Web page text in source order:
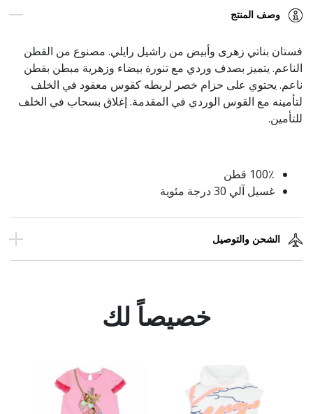
وصف المنتج
فستان بناتي زهرى وأبيض من راشيل رايلي. مصنوع من القطن
الناعم. يتميز بصدف وردي مع تنورة بيضاء وزهرية مبطن بقطن
ناعم. يحتوي على حزام خصر لربطه كقوس معقود في الخلف
لتأمينه مع القوس الوردي في المقدمة. إغلاق بسحاب في الخلف
للتأمين.
100٪ قطن
غسيل آلي 30 درجة مئوية
الشحن والتوصيل
خصيصاً لك